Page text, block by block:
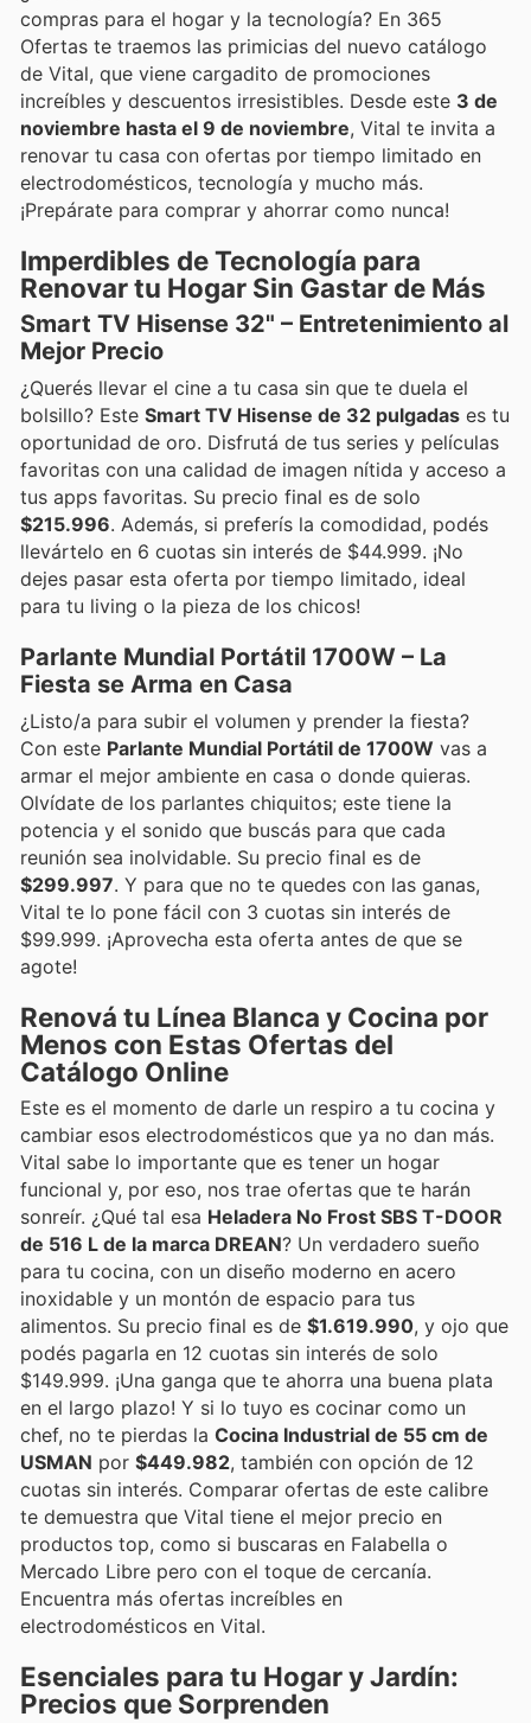
compras para el hogar y la tecnología? En 365
Ofertas te traemos las primicias del nuevo catálogo
de Vital, que viene cargadito de promociones
increíbles y descuentos irresistibles. Desde este 3 de
noviembre hasta el 9 de noviembre, Vital te invita a
renovar tu casa con ofertas por tiempo limitado en
electrodomésticos, tecnología y mucho más.
¡Prepárate para comprar y ahorrar como nunca!
Imperdibles de Tecnología para
Renovar tu Hogar Sin Gastar de Más
Smart TV Hisense 32" – Entretenimiento al
Mejor Precio
¿Querés llevar el cine a tu casa sin que te duela el
bolsillo? Este Smart TV Hisense de 32 pulgadas es tu
oportunidad de oro. Disfrutá de tus series y películas
favoritas con una calidad de imagen nítida y acceso a
tus apps favoritas. Su precio final es de solo
$215.996. Además, si preferís la comodidad, podés
llevártelo en 6 cuotas sin interés de $44.999. ¡No
dejes pasar esta oferta por tiempo limitado, ideal
para tu living o la pieza de los chicos!
Parlante Mundial Portátil 1700W – La
Fiesta se Arma en Casa
¿Listo/a para subir el volumen y prender la fiesta?
Con este Parlante Mundial Portátil de 1700W vas a
armar el mejor ambiente en casa o donde quieras.
Olvídate de los parlantes chiquitos; este tiene la
potencia y el sonido que buscás para que cada
reunión sea inolvidable. Su precio final es de
$299.997. Y para que no te quedes con las ganas,
Vital te lo pone fácil con 3 cuotas sin interés de
$99.999. ¡Aprovecha esta oferta antes de que se
agote!
Renová tu Línea Blanca y Cocina por
Menos con Estas Ofertas del
Catálogo Online
Este es el momento de darle un respiro a tu cocina y
cambiar esos electrodomésticos que ya no dan más.
Vital sabe lo importante que es tener un hogar
funcional y, por eso, nos trae ofertas que te harán
sonreír. ¿Qué tal esa Heladera No Frost SBS T-DOOR
de 516 L de la marca DREAN? Un verdadero sueño
para tu cocina, con un diseño moderno en acero
inoxidable y un montón de espacio para tus
alimentos. Su precio final es de $1.619.990, y ojo que
podés pagarla en 12 cuotas sin interés de solo
$149.999. ¡Una ganga que te ahorra una buena plata
en el largo plazo! Y si lo tuyo es cocinar como un
chef, no te pierdas la Cocina Industrial de 55 cm de
USMAN por $449.982, también con opción de 12
cuotas sin interés. Comparar ofertas de este calibre
te demuestra que Vital tiene el mejor precio en
productos top, como si buscaras en Falabella o
Mercado Libre pero con el toque de cercanía.
Encuentra más ofertas increíbles en
electrodomésticos en Vital.
Esenciales para tu Hogar y Jardín:
Precios que Sorprenden